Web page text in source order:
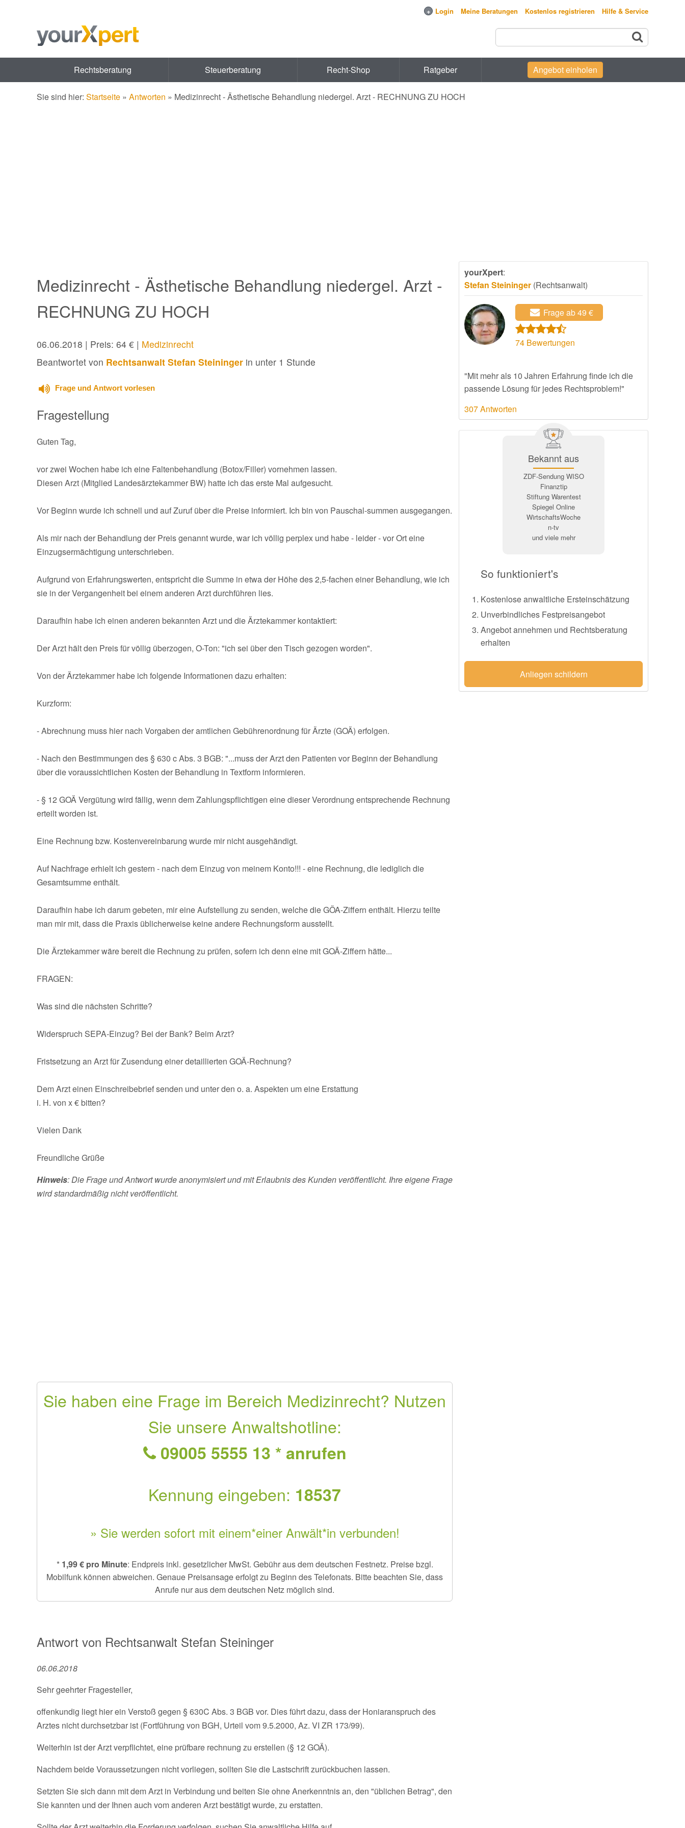
+ Login Meine Beratungen Kostenlos registrieren Hilfe & Service
Rechtsberatung Steuerberatung Recht-Shop Ratgeber Angebot einholen
Sie sind hier: Startseite » Antworten » Medizinrecht - Ästhetische Behandlung niedergel. Arzt - RECHNUNG ZU HOCH
Medizinrecht - Ästhetische Behandlung niedergel. Arzt -
RECHNUNG ZU HOCH
06.06.2018 | Preis: 64 € | Medizinrecht
Beantwortet von Rechtsanwalt Stefan Steininger in unter 1 Stunde
Frage und Antwort vorlesen
Fragestellung
Guten Tag,
vor zwei Wochen habe ich eine Faltenbehandlung (Botox/Filler) vornehmen lassen.
Diesen Arzt (Mitglied Landesärztekammer BW) hatte ich das erste Mal aufgesucht.
Vor Beginn wurde ich schnell und auf Zuruf über die Preise informiert. Ich bin von Pauschal-summen ausgegangen.
Als mir nach der Behandlung der Preis genannt wurde, war ich völlig perplex und habe - leider - vor Ort eine
Einzugsermächtigung unterschrieben.
Aufgrund von Erfahrungswerten, entspricht die Summe in etwa der Höhe des 2,5-fachen einer Behandlung, wie ich
sie in der Vergangenheit bei einem anderen Arzt durchführen lies.
Daraufhin habe ich einen anderen bekannten Arzt und die Ärztekammer kontaktiert:
Der Arzt hält den Preis für völlig überzogen, O-Ton: "ich sei über den Tisch gezogen worden".
Von der Ärztekammer habe ich folgende Informationen dazu erhalten:
Kurzform:
- Abrechnung muss hier nach Vorgaben der amtlichen Gebührenordnung für Ärzte (GOÄ) erfolgen.
- Nach den Bestimmungen des § 630 c Abs. 3 BGB: "...muss der Arzt den Patienten vor Beginn der Behandlung
über die voraussichtlichen Kosten der Behandlung in Textform informieren.
- § 12 GOÄ Vergütung wird fällig, wenn dem Zahlungspflichtigen eine dieser Verordnung entsprechende Rechnung
erteilt worden ist.
Eine Rechnung bzw. Kostenvereinbarung wurde mir nicht ausgehändigt.
Auf Nachfrage erhielt ich gestern - nach dem Einzug von meinem Konto!!! - eine Rechnung, die lediglich die
Gesamtsumme enthält.
Daraufhin habe ich darum gebeten, mir eine Aufstellung zu senden, welche die GÖA-Ziffern enthält. Hierzu teilte
man mir mit, dass die Praxis üblicherweise keine andere Rechnungsform ausstellt.
Die Ärztekammer wäre bereit die Rechnung zu prüfen, sofern ich denn eine mit GOÄ-Ziffern hätte...
FRAGEN:
Was sind die nächsten Schritte?
Widerspruch SEPA-Einzug? Bei der Bank? Beim Arzt?
Fristsetzung an Arzt für Zusendung einer detaillierten GOÄ-Rechnung?
Dem Arzt einen Einschreibebrief senden und unter den o. a. Aspekten um eine Erstattung
i. H. von x € bitten?
Vielen Dank
Freundliche Grüße
Hinweis: Die Frage und Antwort wurde anonymisiert und mit Erlaubnis des Kunden veröffentlicht. Ihre eigene Frage
wird standardmäßig nicht veröffentlicht.
Sie haben eine Frage im Bereich Medizinrecht? Nutzen
Sie unsere Anwaltshotline:
09005 5555 13 * anrufen
Kennung eingeben: 18537
» Sie werden sofort mit einem*einer Anwält*in verbunden!
* 1,99 € pro Minute: Endpreis inkl. gesetzlicher MwSt. Gebühr aus dem deutschen Festnetz. Preise bzgl.
Mobilfunk können abweichen. Genaue Preisansage erfolgt zu Beginn des Telefonats. Bitte beachten Sie, dass
Anrufe nur aus dem deutschen Netz möglich sind.
Antwort von Rechtsanwalt Stefan Steininger
06.06.2018
Sehr geehrter Fragesteller,
offenkundig liegt hier ein Verstoß gegen § 630C Abs. 3 BGB vor. Dies führt dazu, dass der Honiaranspruch des
Arztes nicht durchsetzbar ist (Fortführung von BGH, Urteil vom 9.5.2000, Az. VI ZR 173/99).
Weiterhin ist der Arzt verpflichtet, eine prüfbare rechnung zu erstellen (§ 12 GOÄ).
Nachdem beide Voraussetzungen nicht vorliegen, sollten Sie die Lastschrift zurückbuchen lassen.
Setzten Sie sich dann mit dem Arzt in Verbindung und beiten Sie ohne Anerkenntnis an, den "üblichen Betrag", den
Sie kannten und der Ihnen auch vom anderen Arzt bestätigt wurde, zu erstatten.
yourXpert:
Stefan Steininger (Rechtsanwalt)
Frage ab 49 €
74 Bewertungen
"Mit mehr als 10 Jahren Erfahrung finde ich die
passende Lösung für jedes Rechtsproblem!"
307 Antworten
Bekannt aus
ZDF-Sendung WISO
Finanztip
Stiftung Warentest
Spiegel Online
WirtschaftsWoche
n-tv
und viele mehr
So funktioniert's
Kostenlose anwaltliche Ersteinschätzung
Unverbindliches Festpreisangebot
Angebot annehmen und Rechtsberatung
erhalten
Anliegen schildern